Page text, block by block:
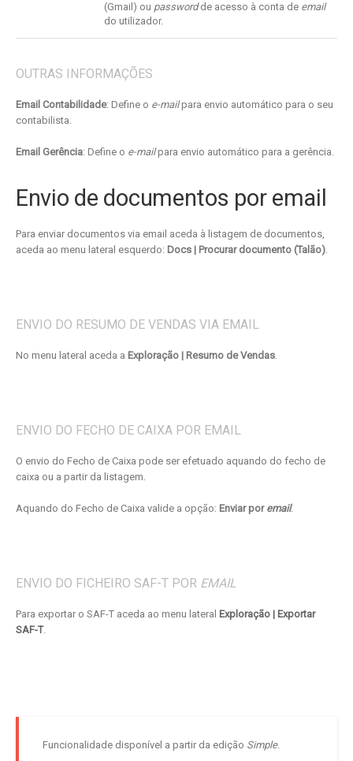
(Gmail) ou passwordde acesso à conta de email
do utilizador.
OUTRAS INFORMAÇÕES
Email Contabilidade: Define o e-mailpara envio automático para o seu
contabilista.
Email Gerência: Define o e-mailpara envio automático para a gerência.
Envio de documentos por email
Para enviar documentos via email aceda à listagem de documentos,
aceda ao menu lateral esquerdo: Docs | Procurar documento (Talão).
ENVIO DO RESUMO DE VENDAS VIA EMAIL
No menu lateral aceda a Exploração | Resumo de Vendas.
ENVIO DO FECHO DE CAIXA POR EMAIL
O envio do Fecho de Caixa pode ser efetuado aquando do fecho de
caixa ou a partir da listagem.
Aquando do Fecho de Caixa valide a opção: Enviar por email.
ENVIO DO FICHEIRO SAF-T POR EMAIL
Para exportar o SAF-T aceda ao menu lateral Exploração | Exportar
SAF-T.
Funcionalidade disponível a partir da edição Simple.